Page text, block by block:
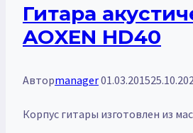
Гитара
AOXEN HD40
Авторmanager01.03.2015
Корпус гитары изготовлен из